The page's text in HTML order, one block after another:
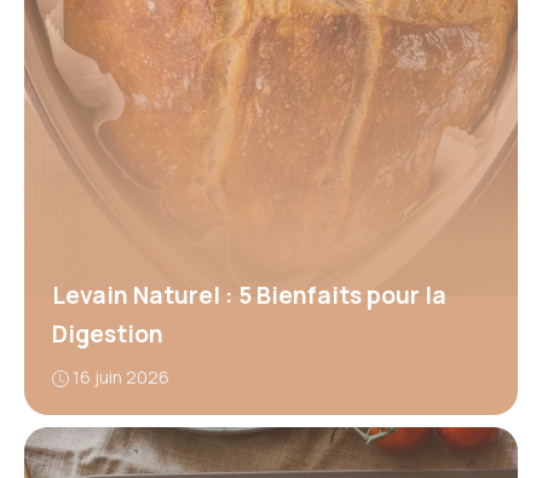
Levain Naturel : 5 Bienfaits pour la
Digestion
16 juin 2026